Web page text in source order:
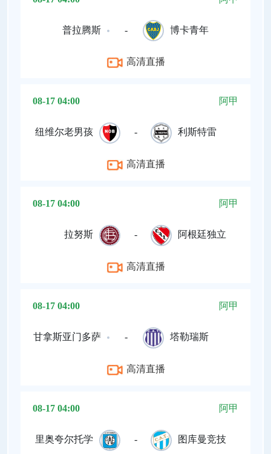
普拉腾斯 - 博卡青年
高清直播
08-17 04:00 阿甲
纽维尔老男孩 - 利斯特雷
高清直播
08-17 04:00 阿甲
拉努斯 - 阿根廷独立
高清直播
08-17 04:00 阿甲
甘拿斯亚门多萨 - 塔勒瑞斯
高清直播
08-17 04:00 阿甲
里奥夸尔托学 - 图库曼竞技